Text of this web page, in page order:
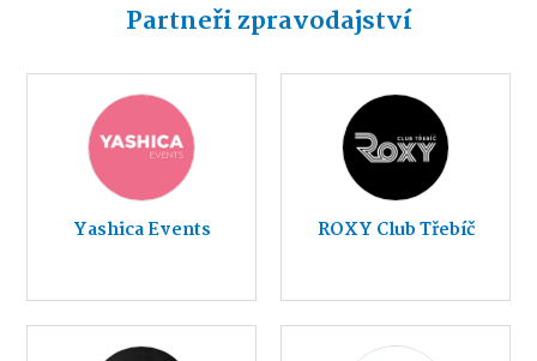
Partneři zpravodajství
Yashica Events ROXY Club Třebíč